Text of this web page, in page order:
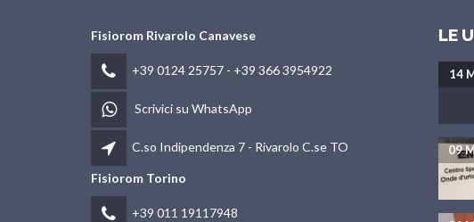
Fisiorom Rivarolo Canavese
+39 0124 25757 - +39 366 3954922
Scrivici su WhatsApp
C.so Indipendenza 7 - Rivarolo C.se TO
Fisiorom Torino
+39 011 19117948
LE
14
09